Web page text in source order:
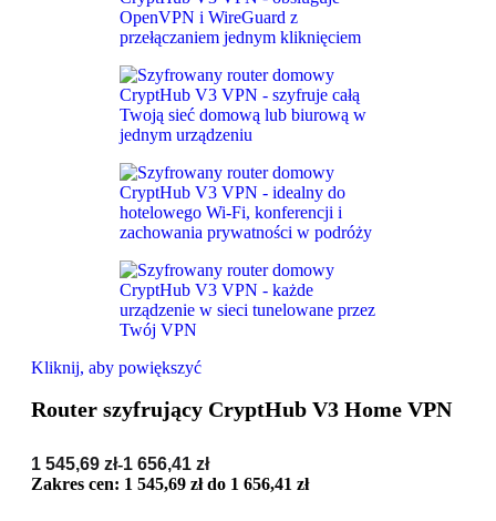
Kliknij, aby powiększyć
Router szyfrujący CryptHub V3 Home VPN
1 545,69 zł-1 656,41 zł
Zakres cen: 1 545,69 zł do 1 656,41 zł